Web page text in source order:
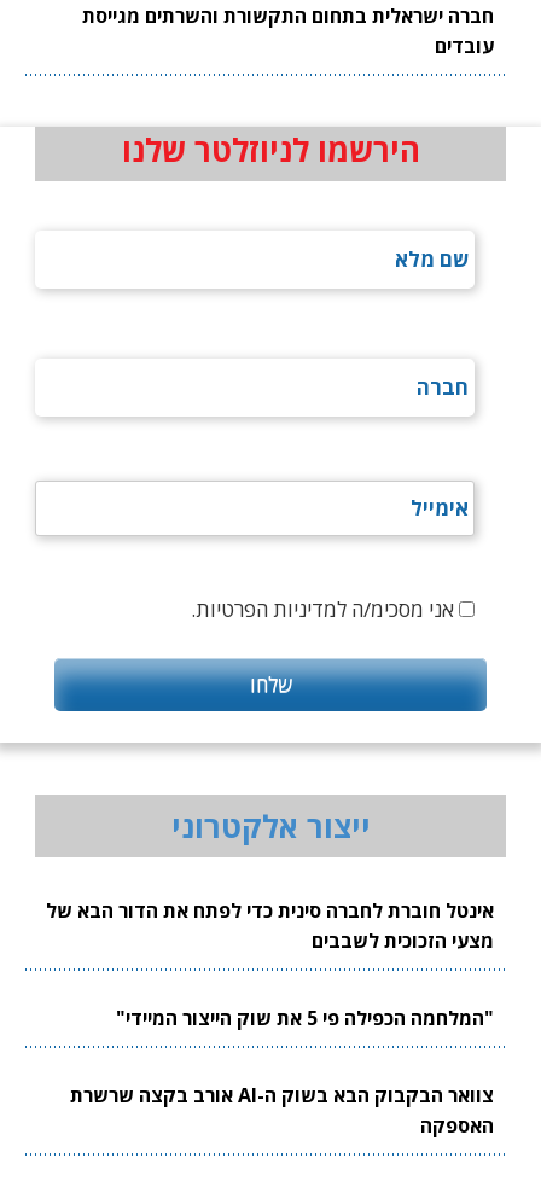
חברה ישראלית בתחום התקשורת והשרתים מגייסת
עובדים
הירשמו לניוזלטר שלנו
אני מסכימ/ה למדיניות הפרטיות.
ייצור אלקטרוני
אינטל חוברת לחברה סינית כדי לפתח את הדור הבא של
מצעי הזכוכית לשבבים
"המלחמה הכפילה פי 5 את שוק הייצור המיידי"
צוואר הבקבוק הבא בשוק ה-AI אורב בקצה שרשרת
האספקה